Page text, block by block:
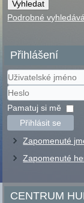
Podrobné
Přihlášení
Uživatelské
jméno
Heslo
Pamatuj si mě
Přihlásit se
Zapomenuté
Zapomenuté
CENTRUM